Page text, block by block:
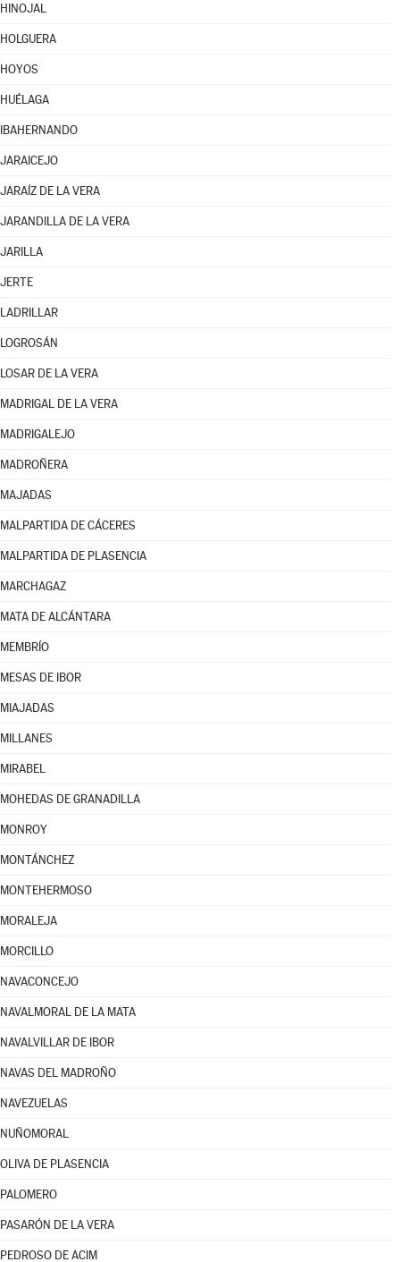
HINOJAL
HOLGUERA
HOYOS
HUÉLAGA
IBAHERNANDO
JARAICEJO
JARAÍZ DE LA VERA
JARANDILLA DE LA VERA
JARILLA
JERTE
LADRILLAR
LOGROSÁN
LOSAR DE LA VERA
MADRIGAL DE LA VERA
MADRIGALEJO
MADROÑERA
MAJADAS
MALPARTIDA DE CÁCERES
MALPARTIDA DE PLASENCIA
MARCHAGAZ
MATA DE ALCÁNTARA
MEMBRÍO
MESAS DE IBOR
MIAJADAS
MILLANES
MIRABEL
MOHEDAS DE GRANADILLA
MONROY
MONTÁNCHEZ
MONTEHERMOSO
MORALEJA
MORCILLO
NAVACONCEJO
NAVALMORAL DE LA MATA
NAVALVILLAR DE IBOR
NAVAS DEL MADROÑO
NAVEZUELAS
NUÑOMORAL
OLIVA DE PLASENCIA
PALOMERO
PASARÓN DE LA VERA
PEDROSO DE ACIM